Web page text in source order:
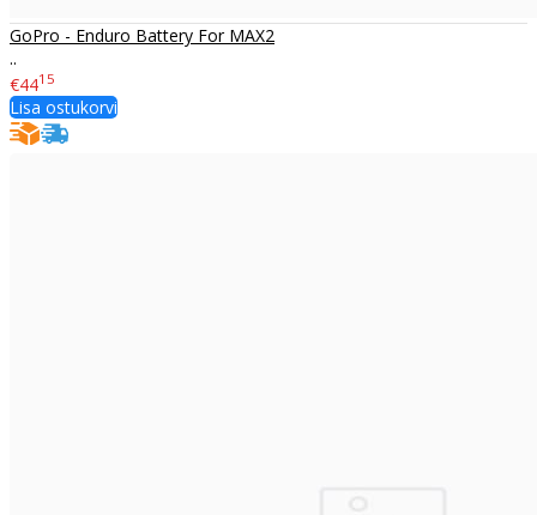
GoPro - Enduro Battery For MAX2
..
€4415
Lisa ostukorvi